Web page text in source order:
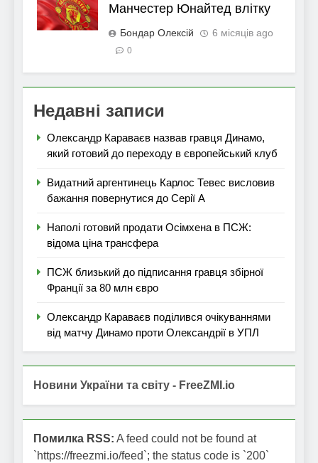
Манчестер Юнайтед влітку
Бондар Олексій 6 місяців ago
0
Недавні записи
Олександр Караваєв назвав гравця Динамо,
який готовий до переходу в європейський клуб
Видатний аргентинець Карлос Тевес висловив
бажання повернутися до Серії А
Наполі готовий продати Осімхена в ПСЖ:
відома ціна трансфера
ПСЖ близький до підписання гравця збірної
Франції за 80 млн євро
Олександр Караваєв поділився очікуваннями
від матчу Динамо проти Олександрії в УПЛ
Новини України та світу - FreeZMI.io
Помилка RSS: A feed could not be found at
`https://freezmi.io/feed`; the status code is `200`